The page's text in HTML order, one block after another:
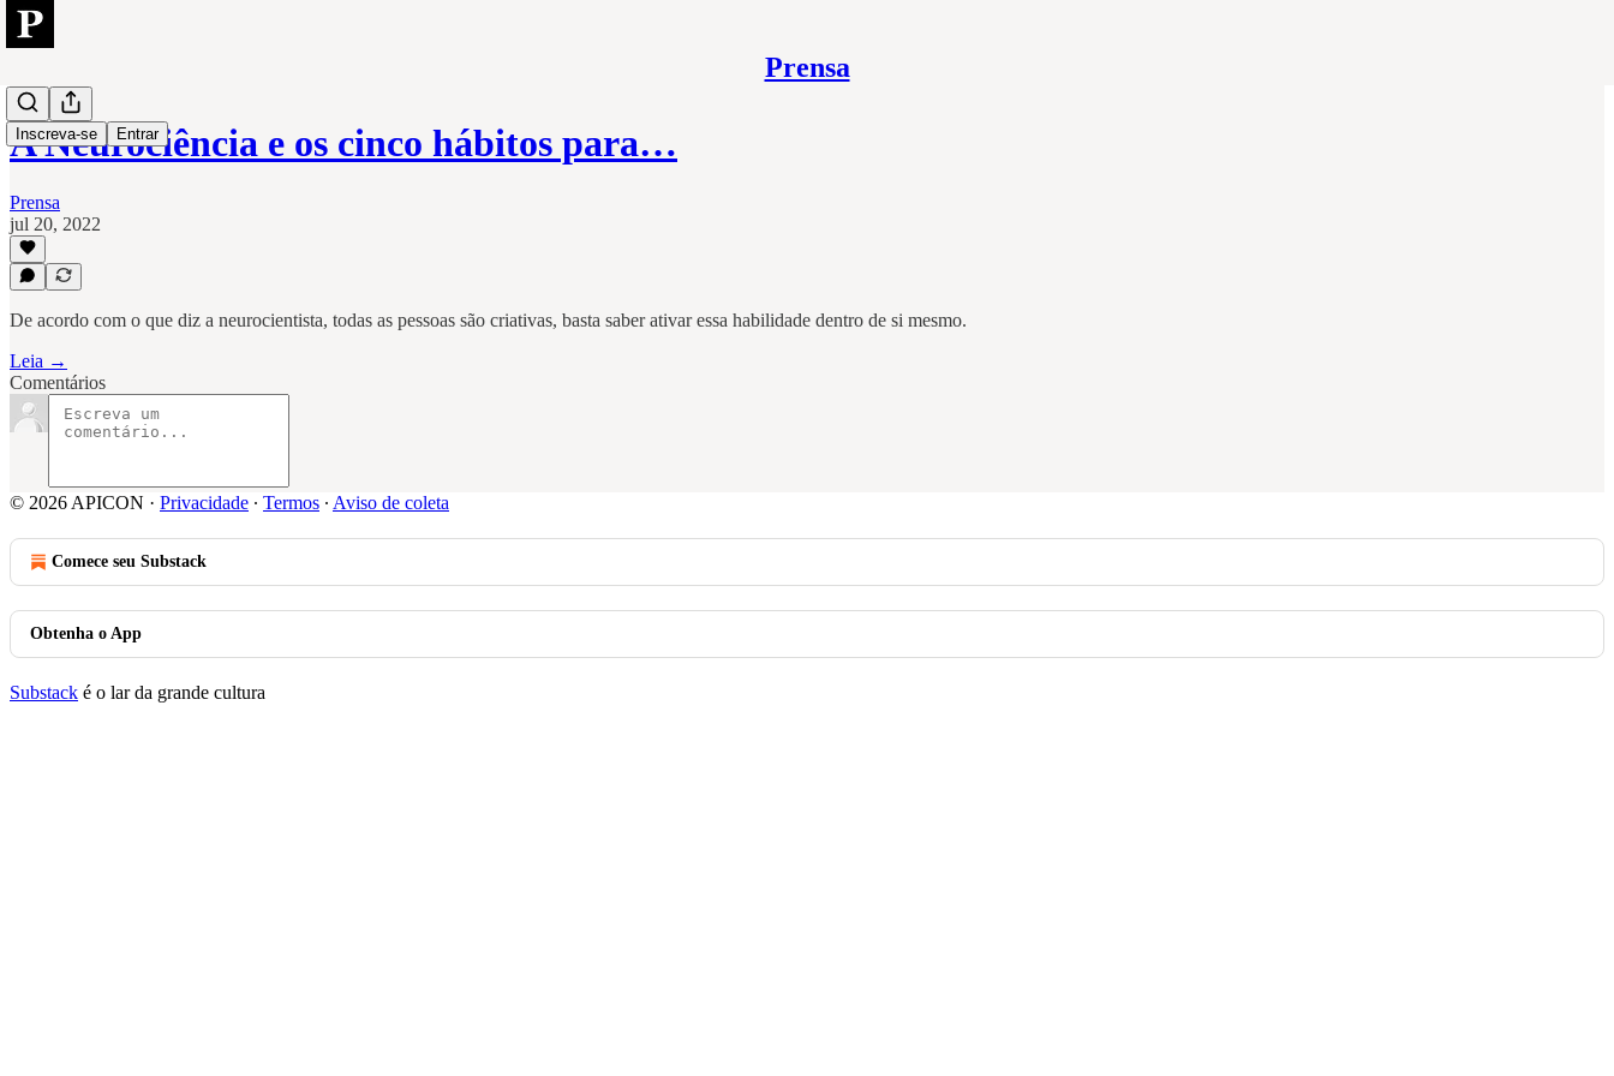
Prensa
Inscreva-se Entrar
A Neurociência e os cinco hábitos para…
Prensa
jul 20, 2022
De acordo com o que diz a neurocientista, todas as pessoas são criativas, basta saber ativar essa habilidade dentro de si mesmo.
Leia →
Comentários
© 2026 APICON · Privacidade ∙ Termos ∙ Aviso de coleta
Comece seu Substack
Obtenha o App
Substack é o lar da grande cultura